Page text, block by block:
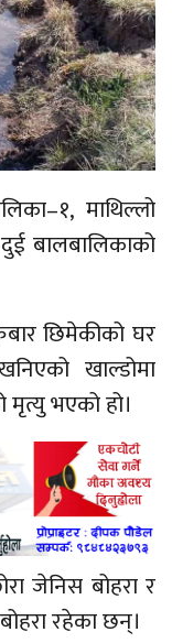
माथिल्लो
बालबालिकाको
छिमेकीको घर
खाल्डोमा
भएको हो।
जेनिस बोहरा र
रहेका छन्।